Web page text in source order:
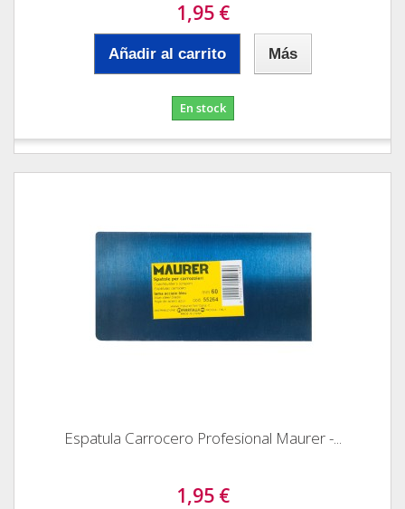
1,95 €
Añadir al carrito Más
En stock
Espatula Carrocero Profesional Maurer -...
1,95 €